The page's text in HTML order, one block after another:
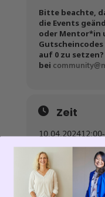
Bitte beachte,
die Events
oder Mentor*in
auf 0 zu
bei
Zeit
10.04.202412:00-
Event-